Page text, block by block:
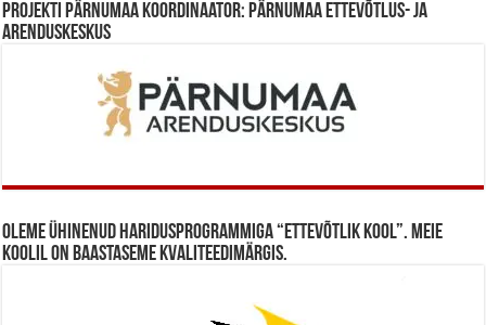
Projekti Pärnumaa koordinaator: Pärnumaa Ettevõtlus- ja
Arenduskeskus
Oleme ühinenud haridusprogrammiga “Ettevõtlik Kool”. Meie
koolil on baastaseme kvaliteedimärgis.